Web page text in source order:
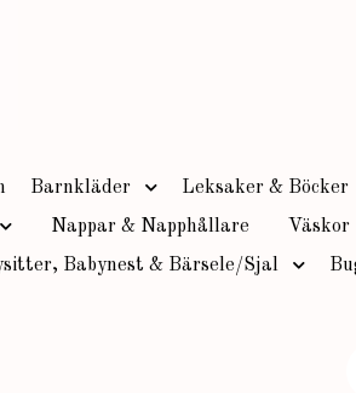
Barnkläder Leksaker & Böcker
Nappar & Napphållare Väskor
Babynest & Bärsele/Sjal